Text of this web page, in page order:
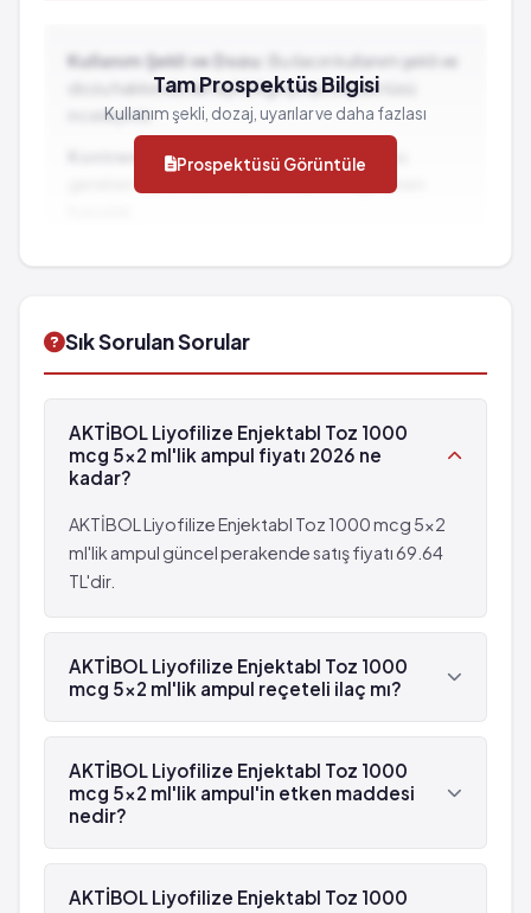
Kullanım Şekli ve Dozu:
Bu ilacın kullanım şekli ve
dozu hakkında detaylı bilgi için prospektüsü
inceleyiniz.
Kontrendikasyonlar:İlacın kullanılmaması
gereken durumlar ve dikkat edilmesi gereken
Tam Prospektüs Bilgisi
Kullanım şekli, dozaj, uyarılar ve daha fazlası
Prospektüsü Görüntüle
Sık Sorulan Sorular
AKTİBOL Liyofilize Enjektabl Toz 1000
mcg 5x2 ml'lik ampul fiyatı 2026 ne
kadar?
AKTİBOL Liyofilize Enjektabl Toz 1000 mcg 5x2
ml'lik ampul güncel perakende satış fiyatı 69.64
TL'dir.
AKTİBOL Liyofilize Enjektabl Toz 1000
mcg 5x2 ml'lik ampul reçeteli ilaç mı?
Evet, AKTİBOL Liyofilize Enjektabl Toz 1000 mcg
5x2 ml'lik ampul beyaz reçetelidir.
AKTİBOL Liyofilize Enjektabl Toz 1000
mcg 5x2 ml'lik ampul'in etken maddesi
nedir?
AKTİBOL Liyofilize Enjektabl Toz 1000 mcg 5x2
ml'lik ampul'in etken maddesi Kobamamid 'dür.
AKTİBOL Liyofilize Enjektabl Toz 1000